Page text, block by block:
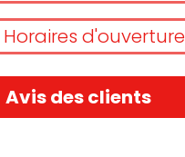
Horaires d'ouverture
Avis des clients